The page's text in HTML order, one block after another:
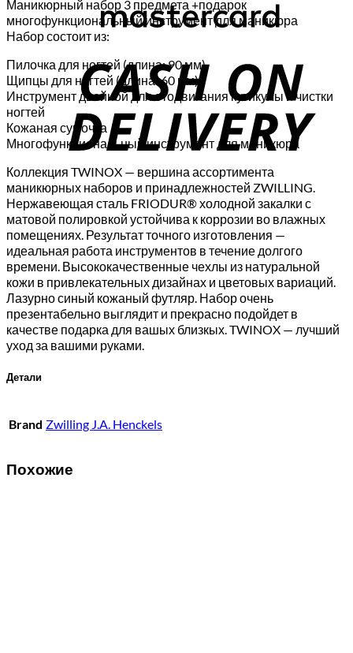
Маникюрный набор 3 предмета +подарок
многофункциональный инструмент для маникюра
Набор состоит из:
Пилочка для ногтей (длина: 90 мм)
Щипцы для ногтей (длина: 60 мм)
Инструмент двойной для отодвигания кутикулы и чистки
ногтей
Кожаная сумочка
Многофункциональный инструмент для маникюра
Коллекция TWINOX — вершина ассортимента
маникюрных наборов и принадлежностей ZWILLING.
Нержавеющая сталь FRIODUR® холодной закалки с
матовой полировкой устойчива к коррозии во влажных
помещениях. Результат точного изготовления —
идеальная работа инструментов в течение долгого
времени. Высококачественные чехлы из натуральной
кожи в привлекательных дизайнах и цветовых вариаций.
Лазурно синый кожаный футляр. Набор очень
презентабельно выглядит и прекрасно подойдет в
качестве подарка для вашых близкых. TWINOX — лучший
уход за вашими руками.
Детали
Brand Zwilling J.A. Henckels
Похожие